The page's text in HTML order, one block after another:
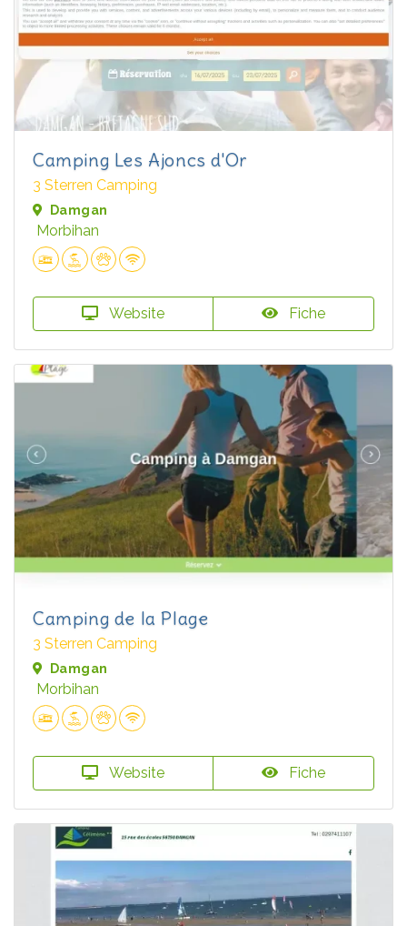
Camping Les Ajoncs d'Or
3 Sterren Camping
Damgan
Morbihan
Website Fiche
Camping de la Plage
3 Sterren Camping
Damgan
Morbihan
Website Fiche